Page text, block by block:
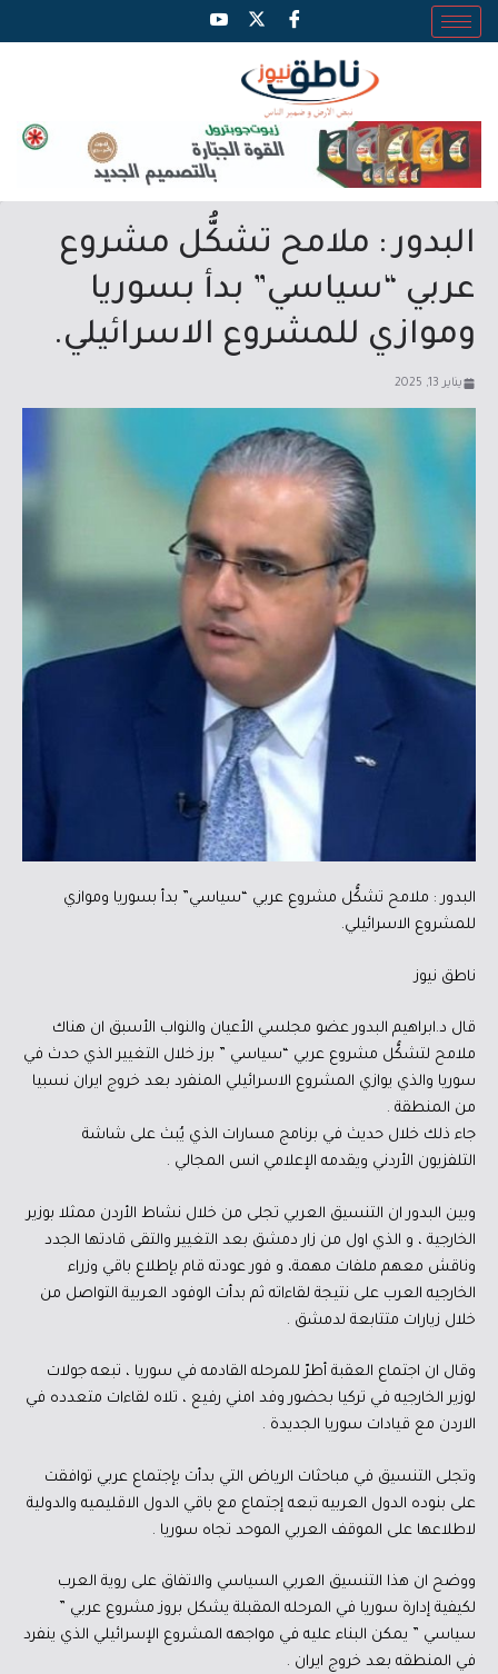
البدور : ملامح تشكُّل مشروع
عربي “سياسي” بدأ بسوريا
وموازي للمشروع الاسرائيلي.
يناير 13, 2025
البدور : ملامح تشكُّل مشروع عربي “سياسي” بدأ بسوريا وموازي
للمشروع الاسرائيلي.
ناطق نيوز
قال د.ابراهيم البدور عضو مجلسي الأعيان والنواب الأسبق ان هناك
ملامح لتشكُّل مشروع عربي “سياسي ” برز خلال التغيير الذي حدث في
سوريا والذي يوازي المشروع الاسرائيلي المنفرد بعد خروج ايران نسبيا
من المنطقة .
جاء ذلك خلال حديث في برنامج مسارات الذي يُبث على شاشة
التلفزيون الأردني ويقدمه الإعلامي انس المجالي .
وبين البدور ان التنسيق العربي تجلى من خلال نشاط الأردن ممثلا بوزير
الخارجية ، و الذي اول من زار دمشق بعد التغيير والتقى قادتها الجدد
وناقش معهم ملفات مهمة، و فور عودته قام بإطلاع باقي وزراء
الخارجيه العرب على نتيجة لقاءاته ثم بدأت الوفود العربية التواصل من
خلال زيارات متتابعة لدمشق .
وقال ان اجتماع العقبة أطرّ للمرحله القادمه في سوريا ، تبعه جولات
لوزير الخارجيه في تركيا بحضور وفد امني رفيع ، تلاه لقاءات متعدده في
الاردن مع قيادات سوريا الجديدة .
وتجلى التنسيق في مباحثات الرياض التي بدأت بإجتماع عربي توافقت
على بنوده الدول العربيه تبعه إجتماع مع باقي الدول الاقليميه والدولية
لاطلاعها على الموقف العربي الموحد تجاه سوريا .
ووضح ان هذا التنسيق العربي السياسي والاتفاق على روية العرب
لكيفية إدارة سوريا في المرحله المقبلة يشكل بروز مشروع عربي ”
سياسي ” يمكن البناء عليه في مواجهه المشروع الإسرائيلي الذي ينفرد
في المنطقه بعد خروج ايران .